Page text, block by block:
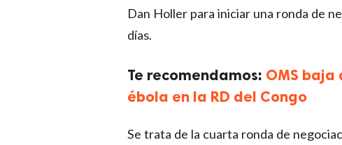
Dan Holler para iniciar una ronda de
días.
Te recomendamos: OMS baja
ébola en la RD del Congo
Se trata de la cuarta ronda de